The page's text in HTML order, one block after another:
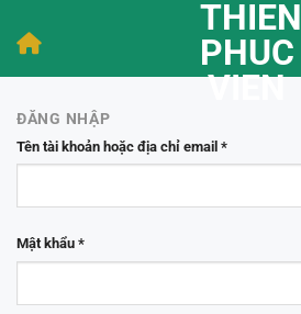
qua
THIEN
PHUC
VIEN
ĐĂNG NHẬP
Tên tài khoản hoặc địa chỉ email *Bắt
buộc
Mật khẩu *Bắt
buộc